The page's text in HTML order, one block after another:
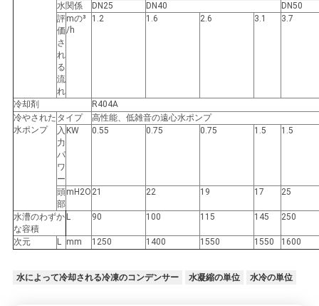
水関係
DN25 DN40
DN50
評
価
さ
れ
る
流
れ
mの³
/h
1.2 1.6 2.6 3.1 3.7
冷却剤
R404A
冷やされた
水ポンプ
タイプ
高性能、低雑音の遠心水ポンプ
入
力
パ
ワ
ー
KW 0.55 0.75 0.75 1.5 1.5
頭
部
mH2O 21 22 19 17 25
水漕のわずか
な容積
L 90 100 115 145 250
次元 L mm 1250 1400 1550 1550 1600
水によって冷却される冷凍のコンデンサー 水凝縮の単位 水冷の単位